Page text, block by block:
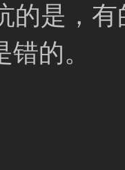
的是，
的。